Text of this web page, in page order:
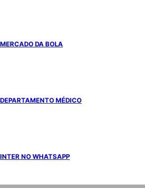
MERCADO DA BOLA
DEPARTAMENTO MÉDICO
INTER NO WHATSAPP